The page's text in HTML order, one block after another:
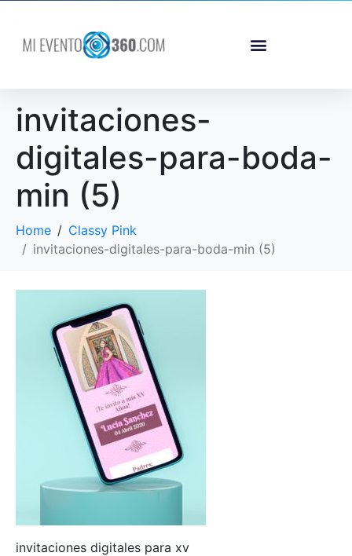
invitaciones-
digitales-para-boda-
min (5)
Home
Classy Pink
invitaciones-digitales-para-boda-min (5)
invitaciones digitales para xv